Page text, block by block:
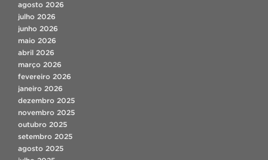
agosto 2026
julho 2026
junho 2026
maio 2026
abril 2026
março 2026
fevereiro 2026
janeiro 2026
dezembro 2025
novembro 2025
outubro 2025
setembro 2025
agosto 2025